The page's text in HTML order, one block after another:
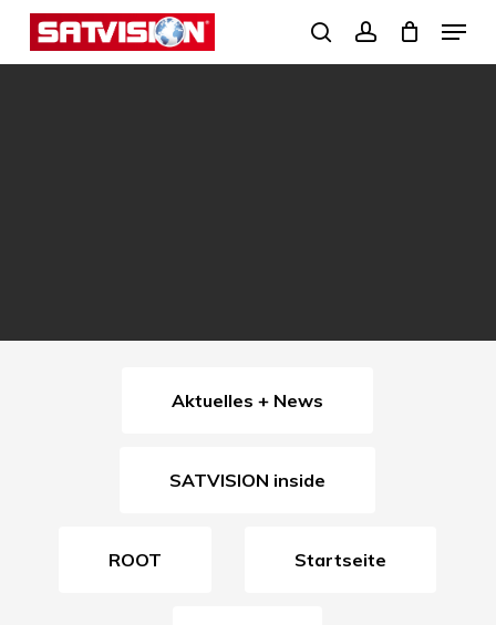
Skip
search
Menu
Aktuelles + News
SATVISION inside
ROOT Startseite